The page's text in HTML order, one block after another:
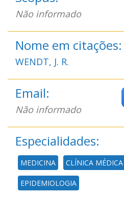
Não informado
Nome em citações:
WENDT, J. R.
Email:
Não informado
Especialidades:
MEDICINA CLÍNICA MÉDICA
EPIDEMIOLOGIA